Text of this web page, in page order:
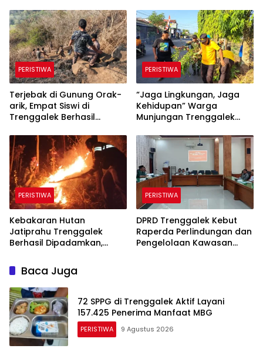
PERISTIWA
Terjebak di Gunung Orak-
arik, Empat Siswi di
Trenggalek Berhasil
PERISTIWA
“​Jaga Lingkungan, Jaga
Kehidupan” Warga
Munjungan Trenggalek
Lewat Bersih Sungai dan
Donor Darah
PERISTIWA
Kebakaran Hutan
Jatiprahu Trenggalek
Berhasil Dipadamkan,
Sulit
PERISTIWA
DPRD Trenggalek Kebut
Raperda Perlindungan dan
Pengelolaan Kawasan
Baca Juga
72 SPPG di Trenggalek Aktif Layani
157.425 Penerima Manfaat MBG
PERISTIWA 9 Agustus 2026